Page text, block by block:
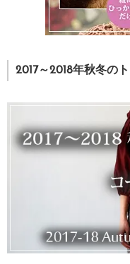
2017～2018年秋冬の